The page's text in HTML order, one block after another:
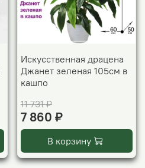
Искусственная драцена
Джанет зеленая 105см в
кашпо
11 731 ₽
7 860 ₽
В корзину